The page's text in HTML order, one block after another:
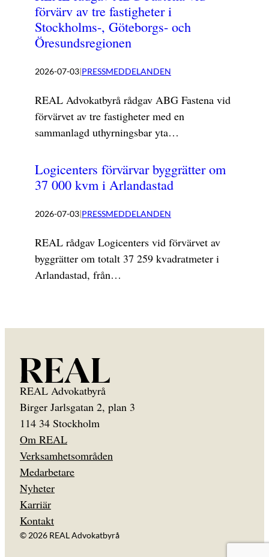
förvärv av tre fastigheter i
Stockholms-, Göteborgs- och
Öresundsregionen
2026-07-03|PRESSMEDDELANDEN
REAL Advokatbyrå rådgav ABG Fastena vid
förvärvet av tre fastigheter med en
sammanlagd uthyrningsbar yta…
Logicenters förvärvar byggrätter om
37 000 kvm i Arlandastad
2026-07-03|PRESSMEDDELANDEN
REAL rådgav Logicenters vid förvärvet av
byggrätter om totalt 37 259 kvadratmeter i
Arlandastad, från…
REAL Advokatbyrå
Birger Jarlsgatan 2, plan 3
114 34 Stockholm
Om REAL
Verksamhetsområden
Medarbetare
Nyheter
Karriär
Kontakt
© 2026 REAL Advokatbyrå